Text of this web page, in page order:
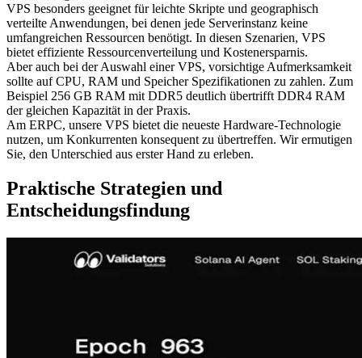
VPS besonders geeignet für leichte Skripte und geographisch
verteilte Anwendungen, bei denen jede Serverinstanz keine
umfangreichen Ressourcen benötigt. In diesen Szenarien, VPS
bietet effiziente Ressourcenverteilung und Kostenersparnis.
Aber auch bei der Auswahl einer VPS, vorsichtige Aufmerksamkeit
sollte auf CPU, RAM und Speicher Spezifikationen zu zahlen. Zum
Beispiel 256 GB RAM mit DDR5 deutlich übertrifft DDR4 RAM
der gleichen Kapazität in der Praxis.
Am ERPC, unsere VPS bietet die neueste Hardware-Technologie
nutzen, um Konkurrenten konsequent zu übertreffen. Wir ermutigen
Sie, den Unterschied aus erster Hand zu erleben.
Praktische Strategien und
Entscheidungsfindung